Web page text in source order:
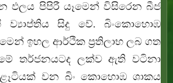
ඵලය පිපිරී යෑමෙන් විසිරෙන බීජ
ව්‍යාප්තිය සිදු වේ. බිංකොහොඹ
ඉහල ආර්ථික ප්‍රතිලාභ ලබ ගත
තර්ජනයටද ලක්ව ඇති වටිනා
වන බිං කොහොඹ ශාකය